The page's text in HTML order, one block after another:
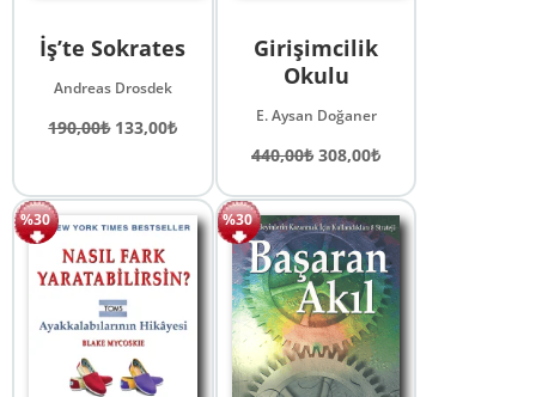
İş’te Sokrates
Andreas Drosdek
190,00₺ Orijinal
133,00₺Şu
fiyat:
133,00₺.
Girişimcilik
Okulu
E. Aysan Doğaner
440,00₺ Orijinal
440,00₺.
308,00₺Şu
andaki
fiyat:
308,00₺.
%30 %30